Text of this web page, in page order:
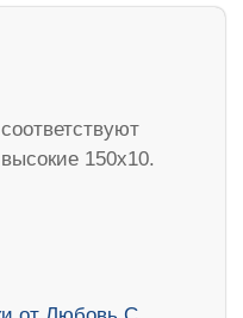
150х10.